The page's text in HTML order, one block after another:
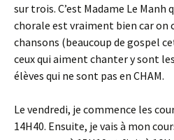
sur trois. C’est Madame Le
chorale est vraiment bien car on
chansons (beaucoup de gospel
ceux qui aiment chanter y sont
élèves qui ne sont pas en CHAM.
Le vendredi, je commence les
14H40. Ensuite, je vais à mon